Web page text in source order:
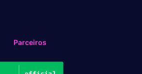
Parceiros